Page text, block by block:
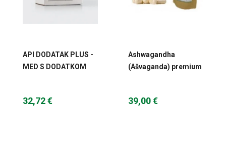
API DODATAK PLUS -
MED S DODATKOM
32,72 €
Ashwagandha
(Ašvaganda) premium
39,00 €